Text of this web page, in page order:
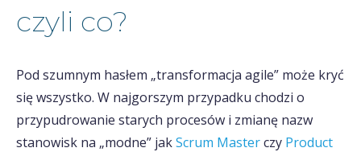
czyli co?
Pod szumnym hasłem „transformacja agile” może kryć
się wszystko. W najgorszym przypadku chodzi o
przypudrowanie starych procesów i zmianę nazw
stanowisk na „modne” jakScrum Masterczy Product